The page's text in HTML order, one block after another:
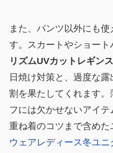
また、パンツ以外にも
す。スカートやショート
リズムUVカットレギンス
日焼け対策と、過度な
割を果たしてくれます
フには欠かせないアイ
重ね着のコツまで含めた
ウェアレディース冬ユ